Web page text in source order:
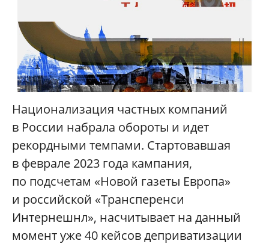
Национализация частных компаний
в России набрала обороты и идет
рекордными темпами. Стартовавшая
в феврале 2023 года кампания,
по подсчетам «Новой газеты Европа»
и российской «Трансперенси
Интернешнл», насчитывает на данный
момент уже 40 кейсов деприватизации